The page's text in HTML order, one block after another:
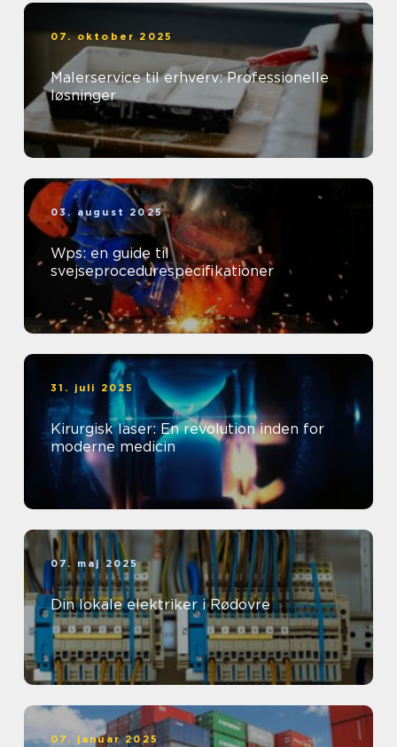
07. oktober 2025
Malerservice til erhverv: Professionelle
løsninger
03. august 2025
Wps: en guide til
svejseprocedurespecifikationer
31. juli 2025
Kirurgisk laser: En revolution inden for
moderne medicin
07. maj 2025
Din lokale elektriker i Rødovre
07. januar 2025